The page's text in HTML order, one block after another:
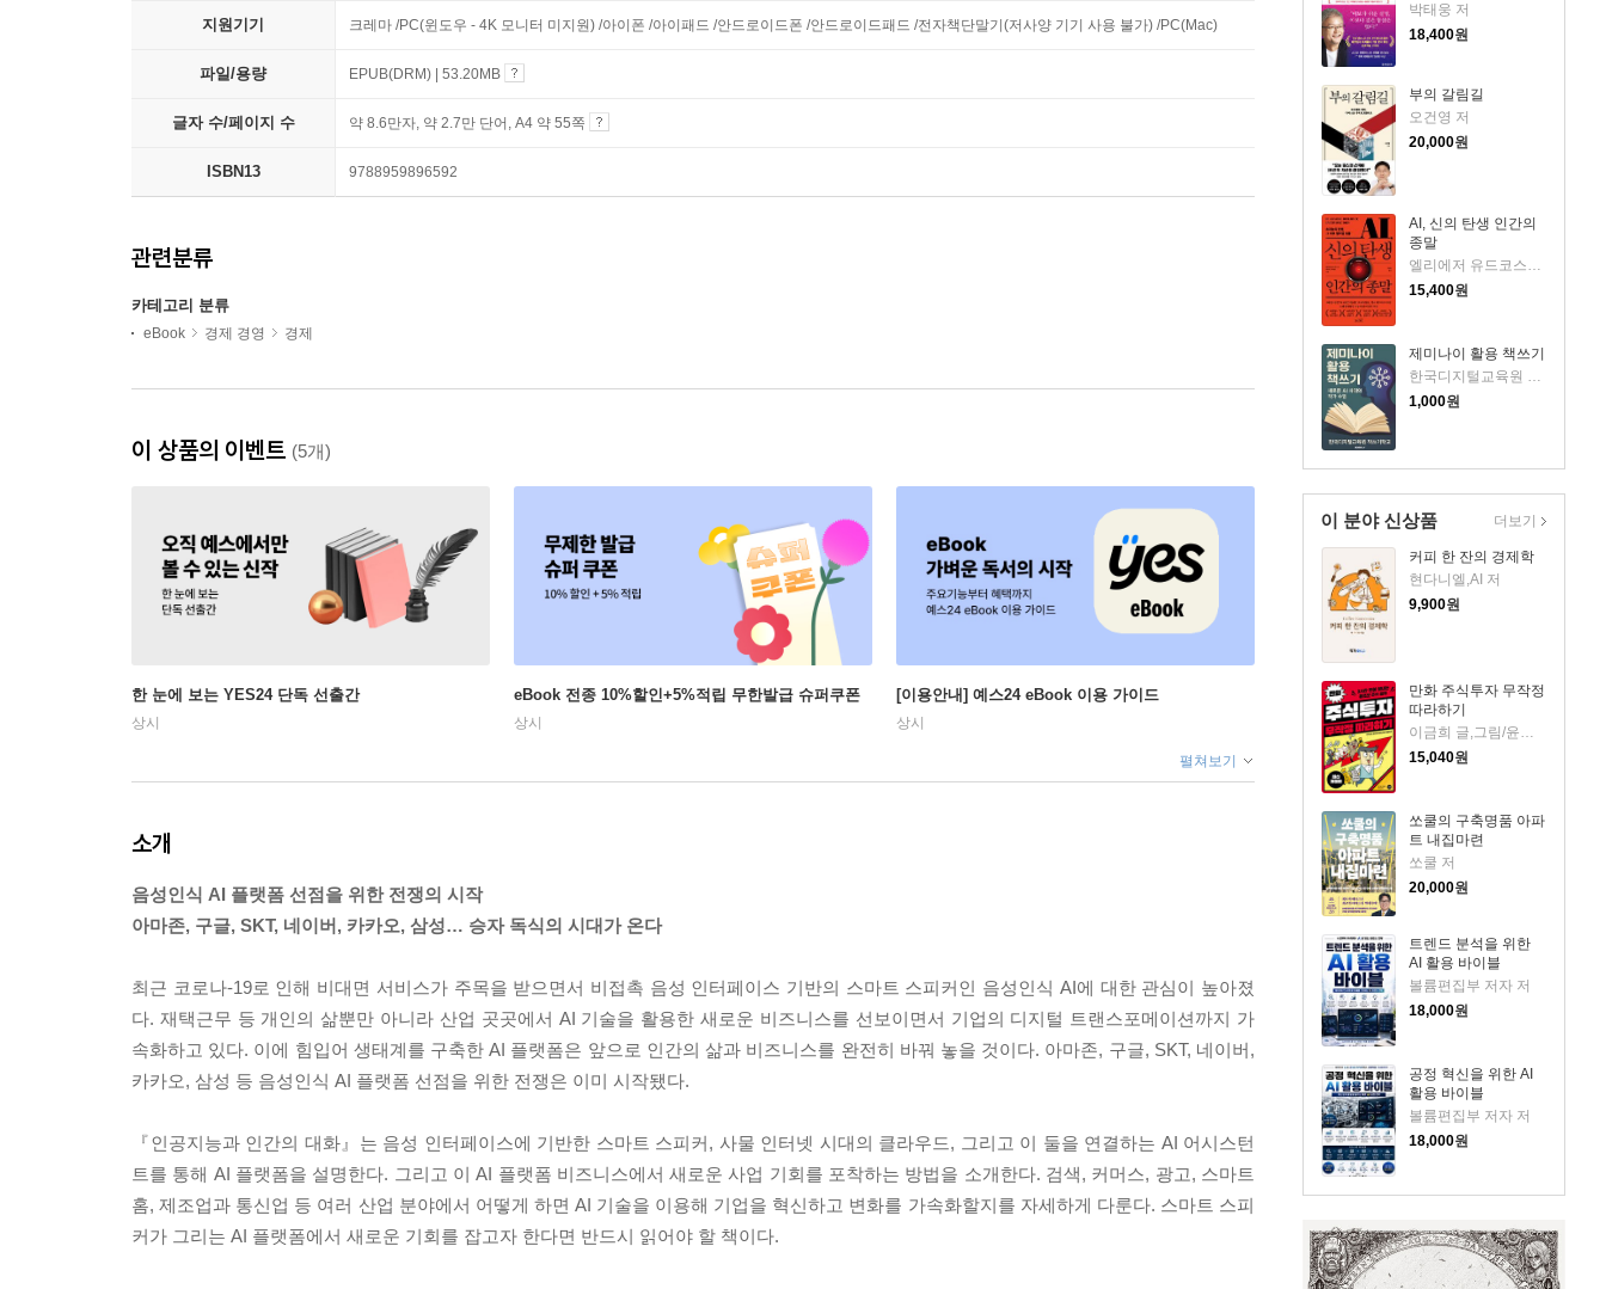
박태웅 저
18,400원
부의 갈림길
오건영 저
20,000원
AI, 신의 탄생 인간의
종말
엘리에저 유드코스키,네이트 소아레스 공저/고영훈 역
15,400원
제미나이 활용 책쓰기
1,000원
이 분야 신상품
커피 한 잔의 경제학
현다니엘,AI 저
9,900원
만화 주식투자 무작정
따라하기
이금희 글,그림/윤재수 원작
15,040원
쏘쿨의 구축명품 아파
트 내집마련
쏘쿨 저
20,000원
트렌드 분석을 위한
AI 활용 바이블
볼륨편집부 저자 저
18,000원
공정 혁신을 위한 AI
활용 바이블
볼륨편집부 저자 저
18,000원
더보기
지원기기 크레마 /PC(윈도우 - 4K 모니터 미지원) /아이폰 /아이패드 /안드로이드폰 /안드로이드패드 /전자책단말기(저사양 기기 사용 불가) /PC(Mac)
파일/용량 EPUB(DRM) | 53.20MB
글자 수/페이지 수 약 8.6만자, 약 2.7만 단어, A4 약 55쪽
ISBN13 9788959896592
관련분류
카테고리 분류
eBook 경제 경영 경제
이 상품의 이벤트 (5개)
한 눈에 보는 YES24 단독 선출간
상시
eBook 전종 10%할인+5%적립 무한발급 슈퍼쿠폰
상시
[이용안내] 예스24 eBook 이용 가이드
상시
펼쳐보기
소개
음성인식 AI 플랫폼 선점을 위한 전쟁의 시작
아마존, 구글, SKT, 네이버, 카카오, 삼성… 승자 독식의 시대가 온다
최근 코로나-19로 인해 비대면 서비스가 주목을 받으면서 비접촉 음성 인터페이스 기반의 스마트 스피커인 음성인식 AI에 대한 관심이 높아졌
다. 재택근무 등 개인의 삶뿐만 아니라 산업 곳곳에서 AI 기술을 활용한 새로운 비즈니스를 선보이면서 기업의 디지털 트랜스포메이션까지 가
속화하고 있다. 이에 힘입어 생태계를 구축한 AI 플랫폼은 앞으로 인간의 삶과 비즈니스를 완전히 바꿔 놓을 것이다. 아마존, 구글, SKT, 네이버,
카카오, 삼성 등 음성인식 AI 플랫폼 선점을 위한 전쟁은 이미 시작됐다.
『인공지능과 인간의 대화』는 음성 인터페이스에 기반한 스마트 스피커, 사물 인터넷 시대의 클라우드, 그리고 이 둘을 연결하는 AI 어시스턴
트를 통해 AI 플랫폼을 설명한다. 그리고 이 AI 플랫폼 비즈니스에서 새로운 사업 기회를 포착하는 방법을 소개한다. 검색, 커머스, 광고, 스마트
홈, 제조업과 통신업 등 여러 산업 분야에서 어떻게 하면 AI 기술을 이용해 기업을 혁신하고 변화를 가속화할지를 자세하게 다룬다. 스마트 스피
커가 그리는 AI 플랫폼에서 새로운 기회를 잡고자 한다면 반드시 읽어야 할 책이다.